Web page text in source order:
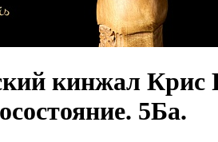
кинжал Крис
5Ба.